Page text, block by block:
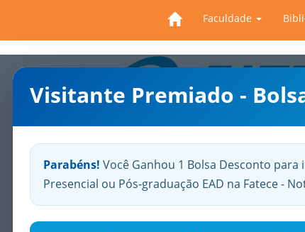
Faculdade
Visitante Premiado -
Parabéns! Você Ganhou 1 Bolsa Desconto para
Presencial ou Pós-graduação EAD na Fatece -
Previous